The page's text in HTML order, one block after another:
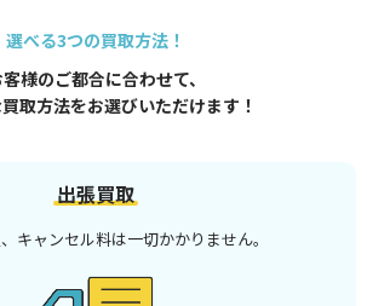
選べる3つの買取方法！
様のご都合に合わせて、
取方法をお選びいただけます！
出張買取
キャンセル料は一切かかりません。